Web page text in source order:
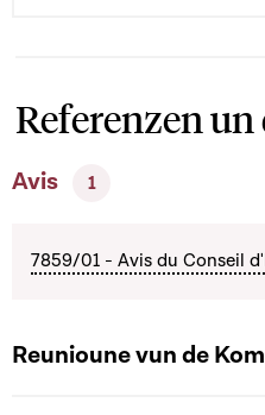
Referenzen
Avis 1
7859/01 - Avis du Conseil
Reunioune vun de